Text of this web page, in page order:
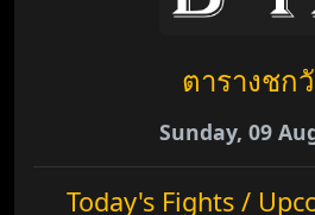
ตารางชก
Sunday, 09
Today's Fights /